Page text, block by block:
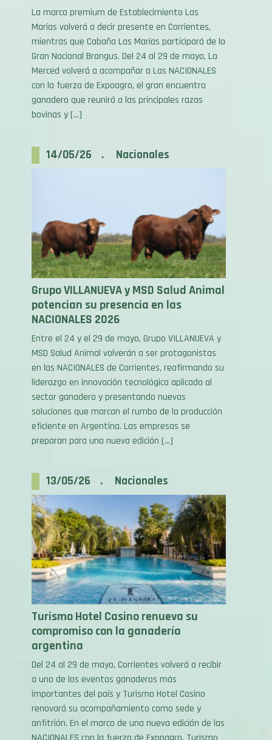
Marías volverá a decir presente en Corrientes,
mientras que Cabaña Las Marías participará de la
Gran Nacional Brangus. Del 24 al 29 de mayo, La
Merced volverá a acompañar a Las NACIONALES
con la fuerza de Expoagro, el gran encuentro
ganadero que reunirá a las principales razas
bovinas y […]
Grupo VILLANUEVA y MSD Salud Animal
potencian su presencia en las
NACIONALES 2026
Entre el 24 y el 29 de mayo, Grupo VILLANUEVA y
MSD Salud Animal volverán a ser protagonistas
en las NACIONALES de Corrientes, reafirmando su
liderazgo en innovación tecnológica aplicada al
sector ganadero y presentando nuevas
soluciones que marcan el rumbo de la producción
eficiente en Argentina. Las empresas se
preparan para una nueva edición […]
Turismo Hotel Casino renueva su
compromiso con la ganadería
argentina
Del 24 al 29 de mayo, Corrientes volverá a recibir
a uno de los eventos ganaderos más
importantes del país y Turismo Hotel Casino
renovará su acompañamiento como sede y
anfitrión. En el marco de una nueva edición de las
NACIONALES con la fuerza de Expoagro, Turismo
Hotel Casino volverá a acompañar uno de los […]